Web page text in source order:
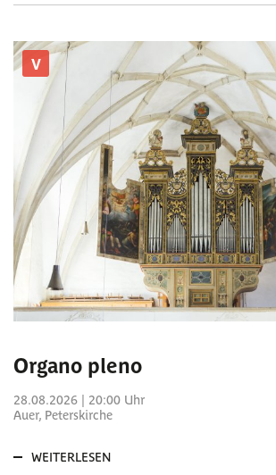
V
Organo pleno
28.08.2026 | 20:00 Uhr
Auer, Peterskirche
WEITERLESEN